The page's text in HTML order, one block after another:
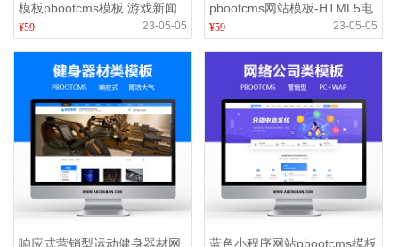
模板pbootcms模板 游戏新闻
网站源码下载(自适应手机版)
¥59 23-05-05
pbootcms网站模板-HTML5电
脑修理维修店网站源码(自适
应)
¥59 23-05-05
响应式营销型运动健身器材网 蓝色小程序网站pbootcms模板